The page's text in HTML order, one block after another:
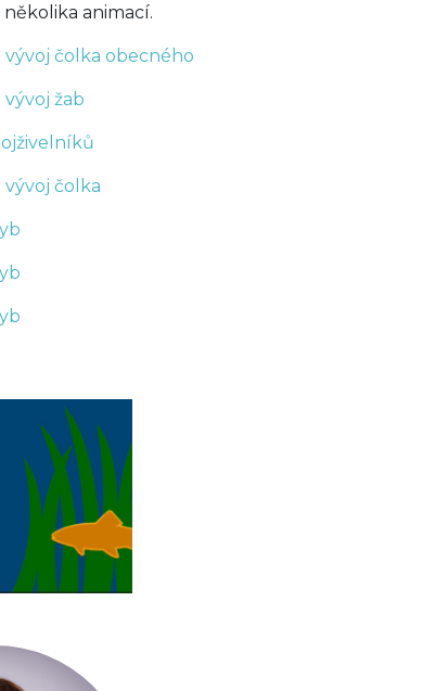
animací.
vývoj čolka obecného
vývoj žab
vývoj čolka